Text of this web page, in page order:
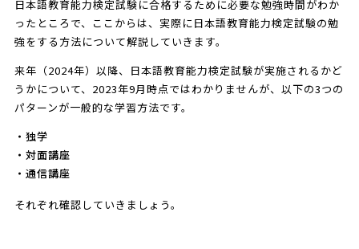
日本語教育能力検定試験に合格するために必要な勉強時間がわか
ったところで、ここからは、実際に日本語教育能力検定試験の勉
強をする方法について解説していきます。
来年（2024年）以降、日本語教育能力検定試験が実施されるかど
うかについて、2023年9月時点ではわかりませんが、以下の3つの
パターンが一般的な学習方法です。
・独学
・対面講座
・通信講座
それぞれ確認していきましょう。